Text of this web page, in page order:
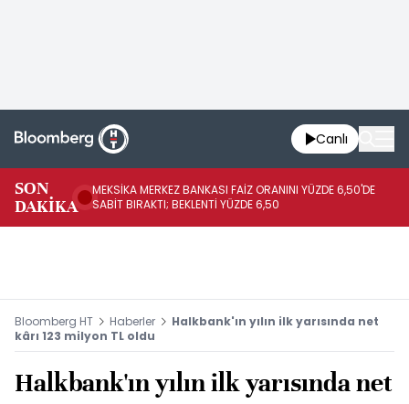
Canlı
SON
DAKİKA
MEKSİKA MERKEZ BANKASI FAİZ ORANINI YÜZDE 6,50'DE
SABİT BIRAKTI; BEKLENTİ YÜZDE 6,50
Bloomberg HT Haberler
Halkbank'ın yılın ilk yarısında net
kârı 123 milyon TL oldu
Halkbank'ın yılın ilk yarısında net